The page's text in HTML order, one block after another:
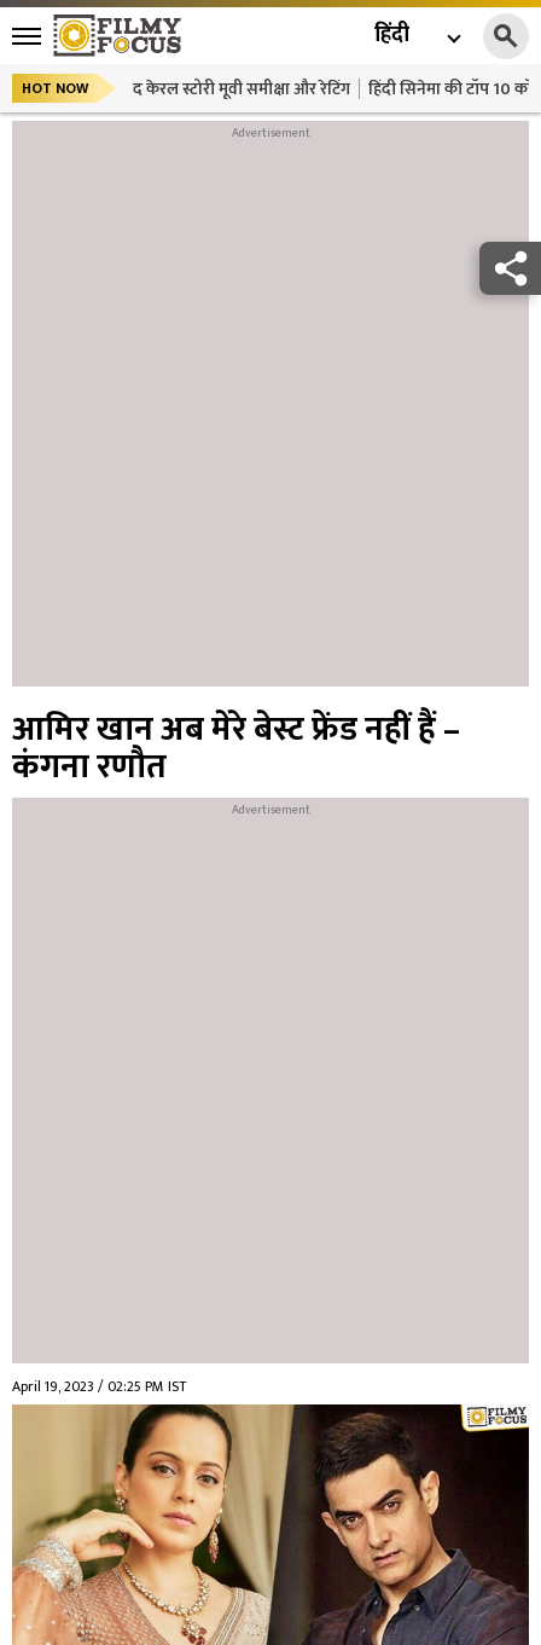
हिंदी
HOT NOW द केरल स्टोरी मूवी समीक्षा और रेटिंग हिंदी सिनेमा की टॉप 10
आमिर खान अब मेरे बेस्ट फ्रेंड नहीं हैं –
कंगना रणौत
April 19, 2023 / 02:25 PM IST